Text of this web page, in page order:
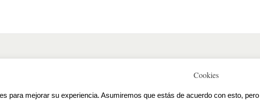
Cookies
para mejorar su experiencia. Asumiremos que estás de acuerdo con esto,